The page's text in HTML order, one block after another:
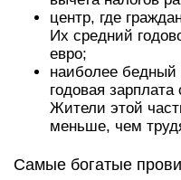
центр, где
Их средний
евро;
наиболее бедный
годовая
Жители этой
меньше, чем
Самые богатые